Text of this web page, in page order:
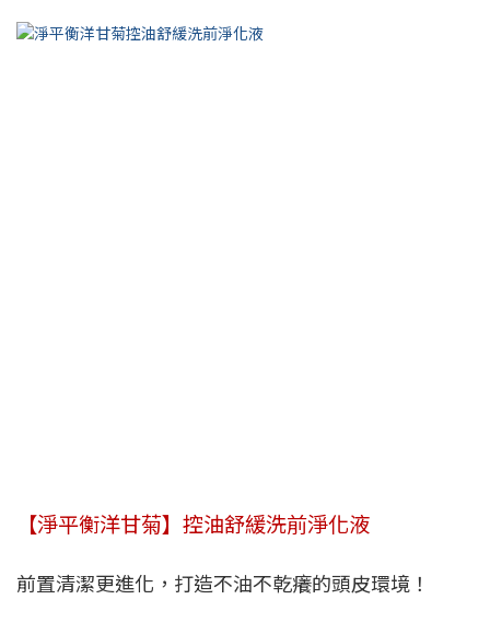
【淨平衡洋甘菊】控油舒緩洗前淨化液
前置清潔更進化，打造不油不乾癢的頭皮環境！